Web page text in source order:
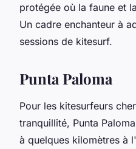
protégée où la faune et
Un cadre enchanteur à
sessions de kitesurf.
Punta Paloma
Pour les kitesurfeurs
tranquillité, Punta
à quelques kilomètres à